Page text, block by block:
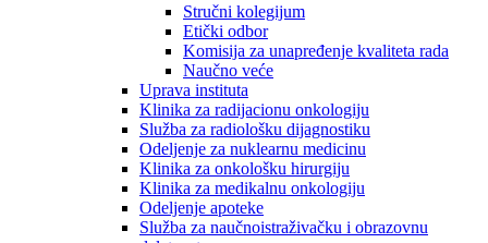
Stručni kolegijum
Etički odbor
Komisija za unapređenje kvaliteta rada
Naučno veće
Uprava instituta
Klinika za radijacionu onkologiju
Služba za radiološku dijagnostiku
Odeljenje za nuklearnu medicinu
Klinika za onkološku hirurgiju
Klinika za medikalnu onkologiju
Odeljenje apoteke
Služba za naučnoistraživačku i obrazovnu